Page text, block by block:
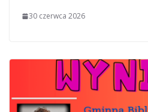
30 czerwca 2026